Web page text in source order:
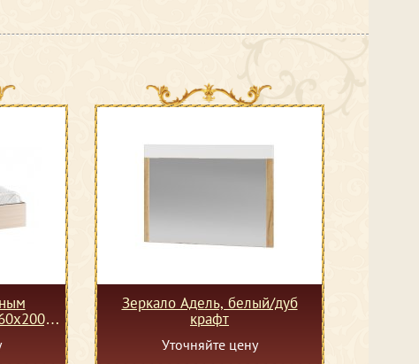
Зеркало Адель, белый/дуб
крафт
Уточняйте цену